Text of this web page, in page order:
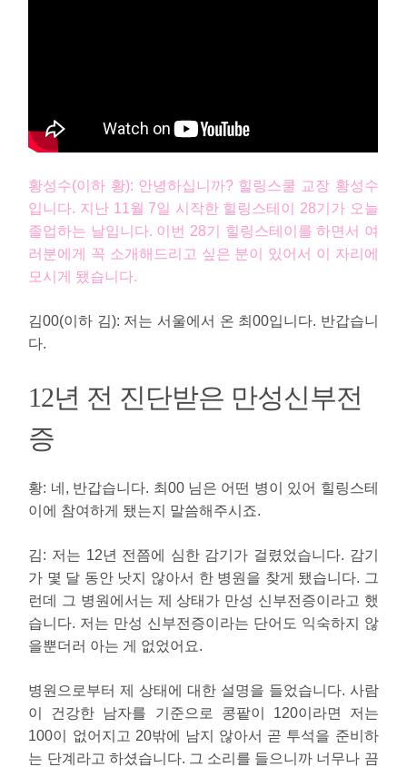
황성수(이하 황): 안녕하십니까? 힐링스쿨 교장 황성수
입니다. 지난 11월 7일 시작한 힐링스테이 28기가 오늘
졸업하는 날입니다. 이번 28기 힐링스테이를 하면서 여
러분에게 꼭 소개해드리고 싶은 분이 있어서 이 자리에
모시게 됐습니다.
김00(이하 김): 저는 서울에서 온 최00입니다. 반갑습니
다.
12년 전 진단받은 만성신부전
증
황: 네, 반갑습니다. 최00 님은 어떤 병이 있어 힐링스테
이에 참여하게 됐는지 말씀해주시죠.
김: 저는 12년 전쯤에 심한 감기가 걸렸었습니다. 감기
가 몇 달 동안 낫지 않아서 한 병원을 찾게 됐습니다. 그
런데 그 병원에서는 제 상태가 만성 신부전증이라고 했
습니다. 저는 만성 신부전증이라는 단어도 익숙하지 않
을뿐더러 아는 게 없었어요.
병원으로부터 제 상태에 대한 설명을 들었습니다. 사람
이 건강한 남자를 기준으로 콩팥이 120이라면 저는
100이 없어지고 20밖에 남지 않아서 곧 투석을 준비하
는 단계라고 하셨습니다. 그 소리를 들으니까 너무나 끔